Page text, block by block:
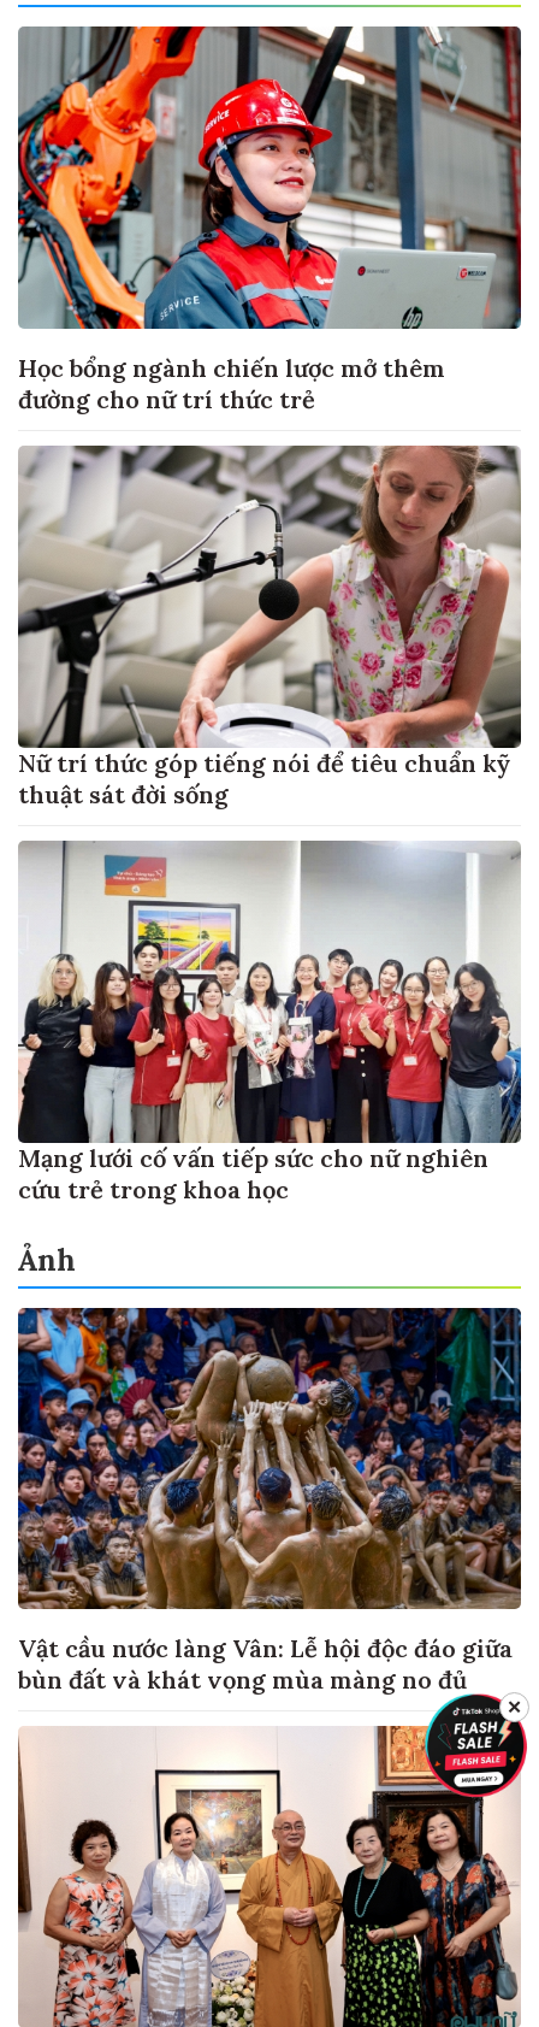
Học bổng ngành chiến lược mở thêm
đường cho nữ trí thức trẻ
Nữ trí thức góp tiếng nói để tiêu chuẩn kỹ
thuật sát đời sống
Mạng lưới cố vấn tiếp sức cho nữ nghiên
cứu trẻ trong khoa học
Ảnh
Vật cầu nước làng Vân: Lễ hội độc đáo giữa
bùn đất và khát vọng mùa màng no đủ
✕